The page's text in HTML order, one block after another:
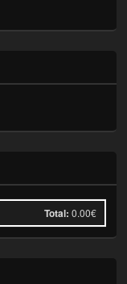
Total: 0.00€